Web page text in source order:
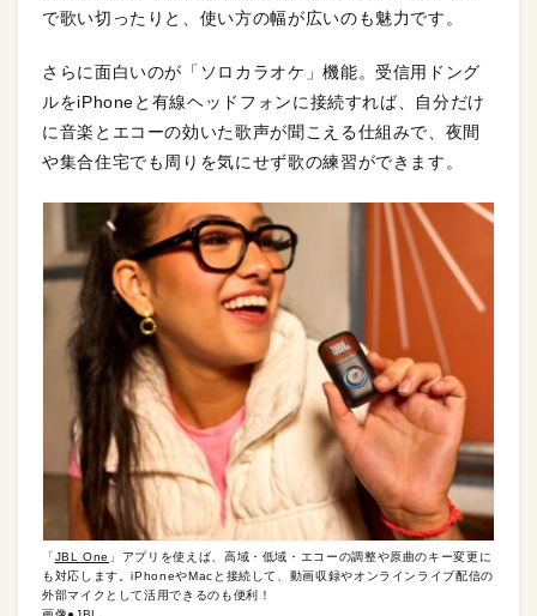
で歌い切ったりと、使い方の幅が広いのも魅力です。
さらに面白いのが「ソロカラオケ」機能。受信用ドング
ルをiPhoneと有線ヘッドフォンに接続すれば、自分だけ
に音楽とエコーの効いた歌声が聞こえる仕組みで、夜間
や集合住宅でも周りを気にせず歌の練習ができます。
「 JBL One 」アプリを使えば、高域・低域・エコーの調整や原曲のキー変更に
も対応します。iPhoneやMacと接続して、動画収録やオンラインライブ配信の
外部マイクとして活用できるのも便利！